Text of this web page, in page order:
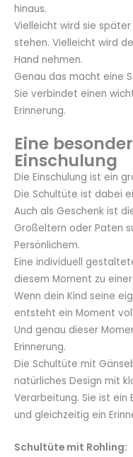
hinaus.
Vielleicht wird sie
stehen. Vielleicht wird
Hand nehmen.
Genau das macht eine
Sie verbindet einen
Erinnerung.
Eine
Einschulung
Die Einschulung ist ein
Die Schultüte ist dabei
Auch als Geschenk ist
Großeltern oder Paten
Persönlichem.
Eine individuell
diesem Moment zu
Wenn dein Kind seine
entsteht ein Moment
Und genau dieser
Erinnerung.
Die Schultüte mit
natürliches Design mit
Verarbeitung. Sie ist
und gleichzeitig ein
Schultüte mit Rohling: